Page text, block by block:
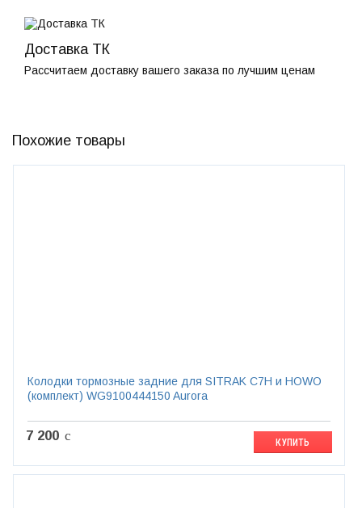
Доставка ТК
Рассчитаем доставку вашего заказа по лучшим ценам
Похожие товары
Колодки тормозные задние для SITRAK C7H и HOWO
(комплект) WG9100444150 Aurora
7 200 c КУПИТЬ